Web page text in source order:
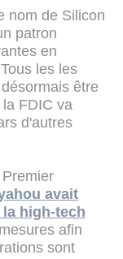
nom de Silicon
patron
en
les les
être
FDIC va
d'autres
avait
high-tech
afin
sont